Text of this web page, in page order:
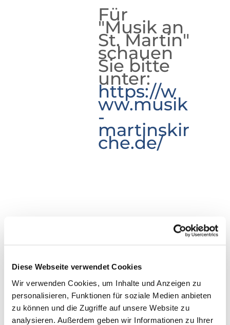
Diese Webseite verwendet Cookies
Wir verwenden Cookies, um Inhalte und Anzeigen zu
personalisieren, Funktionen für soziale Medien anbieten
zu können und die Zugriffe auf unsere Website zu
analysieren. Außerdem geben wir Informationen zu Ihrer
Für
"Musik an
St. Martin"
schauen
Sie bitte
unter:
https://w
ww.musik
-
martinskir
che.de/
Friedensgebet in der
Markuskirche